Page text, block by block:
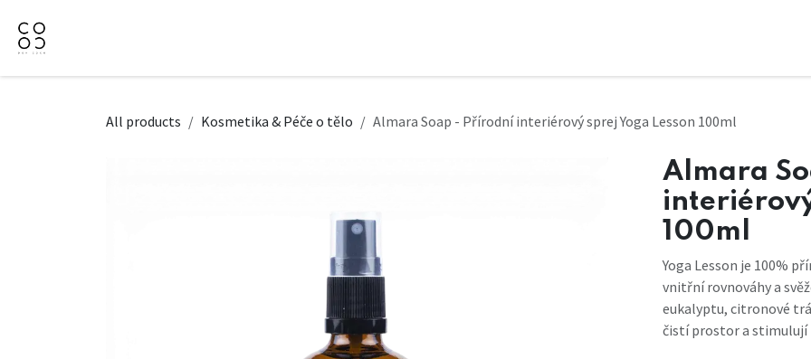
All products Kosmetika & Péče o tělo Almara Soap - Přírodní interiérový sprej Yoga Lesson 100ml
Almara
100ml
Yoga Lesson je 100%
vnitřní rovnováhy a
eukalyptu, citronové
čistí prostor a stimulují